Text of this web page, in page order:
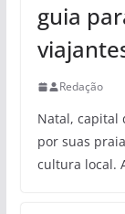
guia
Redação
Natal, capital
por suas
cultura local.